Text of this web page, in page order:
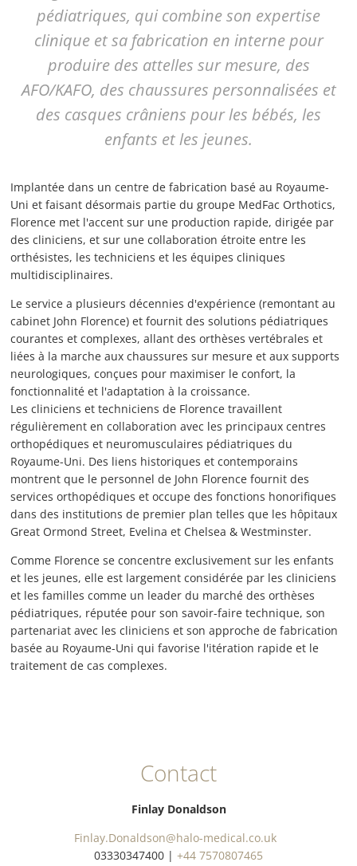
pédiatriques, qui combine son expertise
clinique et sa fabrication en interne pour
produire des attelles sur mesure, des
AFO/KAFO, des chaussures personnalisées et
des casques crâniens pour les bébés, les
enfants et les jeunes.
Implantée dans un centre de fabrication basé au Royaume-
Uni et faisant désormais partie du groupe MedFac Orthotics,
Florence met l'accent sur une production rapide, dirigée par
des cliniciens, et sur une collaboration étroite entre les
orthésistes, les techniciens et les équipes cliniques
multidisciplinaires.
Le service a plusieurs décennies d'expérience (remontant au
cabinet John Florence) et fournit des solutions pédiatriques
courantes et complexes, allant des orthèses vertébrales et
liées à la marche aux chaussures sur mesure et aux supports
neurologiques, conçues pour maximiser le confort, la
fonctionnalité et l'adaptation à la croissance.
Les cliniciens et techniciens de Florence travaillent
régulièrement en collaboration avec les principaux centres
orthopédiques et neuromusculaires pédiatriques du
Royaume-Uni. Des liens historiques et contemporains
montrent que le personnel de John Florence fournit des
services orthopédiques et occupe des fonctions honorifiques
dans des institutions de premier plan telles que les hôpitaux
Great Ormond Street, Evelina et Chelsea & Westminster.
Comme Florence se concentre exclusivement sur les enfants
et les jeunes, elle est largement considérée par les cliniciens
et les familles comme un leader du marché des orthèses
pédiatriques, réputée pour son savoir-faire technique, son
partenariat avec les cliniciens et son approche de fabrication
basée au Royaume-Uni qui favorise l'itération rapide et le
traitement de cas complexes.
Contact
Finlay Donaldson
Finlay.Donaldson@halo-medical.co.uk
03330347400 | +44 7570807465